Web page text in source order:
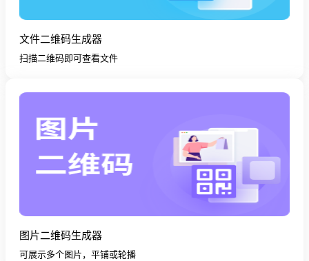
文件二维码生成器
扫描二维码即可查看文件
图片二维码生成器
可展示多个图片，平铺或轮播